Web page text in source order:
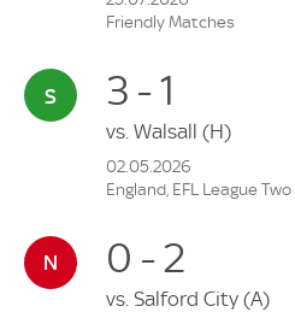
Friendly Matches
3 - 1
vs. Walsall (H)
02.05.2026
England, EFL League Two
0 - 2
vs. Salford City (A)